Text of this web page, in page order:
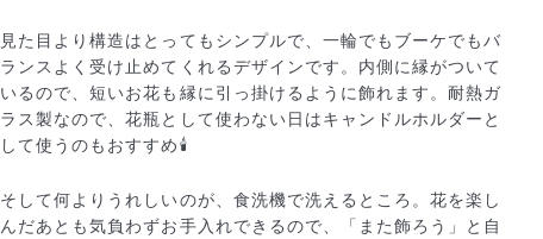
見た目より構造はとってもシンプルで、一輪でもブーケでもバ
ランスよく受け止めてくれるデザインです。内側に縁がついて
いるので、短いお花も縁に引っ掛けるように飾れます。耐熱ガ
ラス製なので、花瓶として使わない日はキャンドルホルダーと
して使うのもおすすめ🕯️
そして何よりうれしいのが、食洗機で洗えるところ。花を楽し
んだあとも気負わずお手入れできるので、「また飾ろう」と自